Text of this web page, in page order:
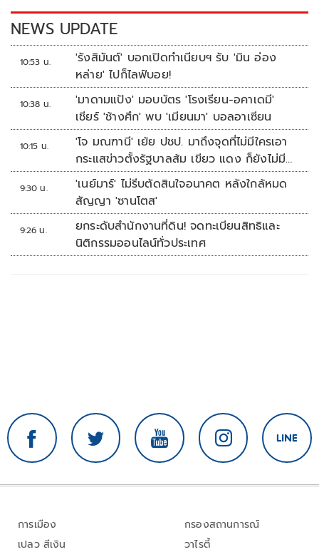
k k
NEWS UPDATE
10:53 น.
'รังสิมันต์' บอกเปิดทำเนียบฯ รับ 'มิน อ่อง
หล่าย' ไปก็ไลฟ์บอย!
10:38 น.
'มาดามแป้ง' มอบบัตร 'โรงเรียน-อคาเดมี'
เชียร์ 'ช้างศึก' พบ 'เมียนมา' บอลอาเซียน
10:15 น.
'โจ มณฑานี' เย้ย ปชป. มาถึงจุดที่ไม่มีใครเอา
กระแสข่าวตั้งรัฐบาลส้ม เขียว แดง ก็ยังไม่มีฟ้า
เลย
9:30 น.
'เนย์มาร์' ไม่รีบตัดสินใจอนาคต หลังใกล้หมด
สัญญา 'ซานโตส'
9:26 น.
ยกระดับสำนักงานที่ดิน! จดทะเบียนสิทธิและ
นิติกรรมออนไลน์ทั่วประเทศ
การเมือง
เปลว สีเงิน
กรองสถานการณ์
วาไรตี้